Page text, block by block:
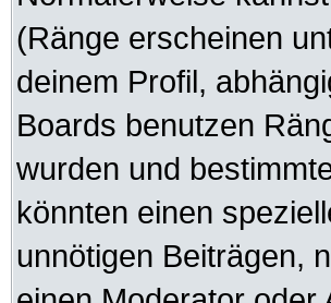
(Ränge erscheinen
deinem Profil,
Boards benutzen
wurden und
könnten einen
unnötigen Beiträgen,